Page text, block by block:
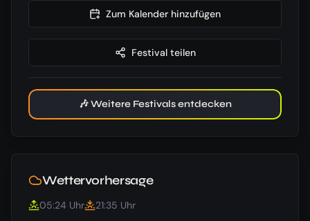
Zum Kalender hinzufügen
Festival teilen
🎶 Weitere Festivals entdecken
Wettervorhersage
05:24 Uhr 21:35 Uhr